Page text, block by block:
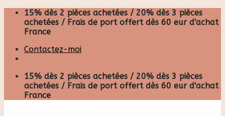
Skip
content
15% dès 2 pièces achetées / 20% dès 3 pièces
achetées / Frais de port offert dès 60 eur d'achat
France
Contactez-moi
15% dès 2 pièces achetées / 20% dès 3 pièces
achetées / Frais de port offert dès 60 eur d'achat
France